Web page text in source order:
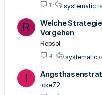
1 systematic
R
Welche
Vorgehen
Repsol
4 systematic
I
icke72